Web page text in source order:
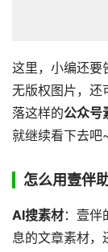
这里，小编还要
无版权图片，还
落这样的公众号
就继续看下去吧
怎么用壹伴
AI搜素材：壹伴
息的文章素材，